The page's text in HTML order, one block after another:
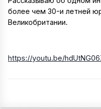
более чем 30-и летней
Великобритании.
https://youtu.be/